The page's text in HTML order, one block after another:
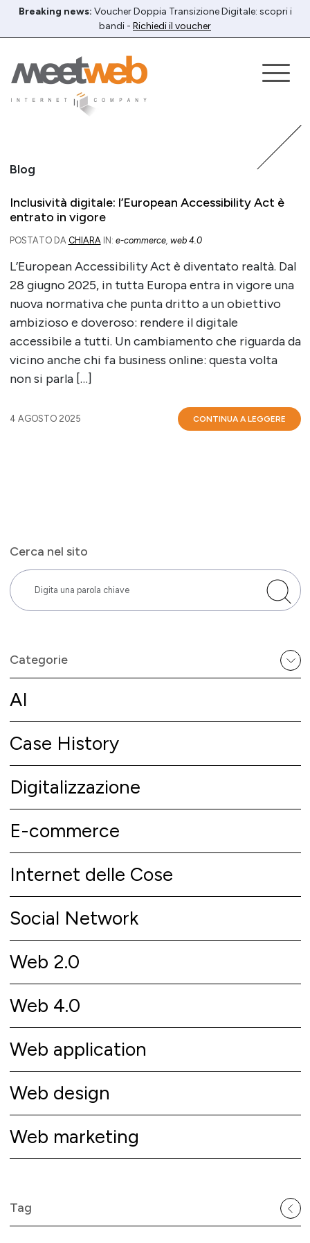
Breaking news: Voucher Doppia Transizione Digitale: scopri i
bandi - Richiedi il voucher
Cerca nel sito
Categorie
AI
Case History
Digitalizzazione
E-commerce
Internet delle Cose
Social Network
Web 2.0
Web 4.0
Web application
Web design
Web marketing
Tag
Blog
Inclusività digitale: l’European Accessibility Act è
entrato in vigore
POSTATO DA CHIARAIN: e-commerce, web 4.0
L’European Accessibility Act è diventato realtà. Dal
28 giugno 2025, in tutta Europa entra in vigore una
nuova normativa che punta dritto a un obiettivo
ambizioso e doveroso: rendere il digitale
accessibile a tutti. Un cambiamento che riguarda da
vicino anche chi fa business online: questa volta
non si parla […]
4 AGOSTO 2025 CONTINUA A LEGGERE